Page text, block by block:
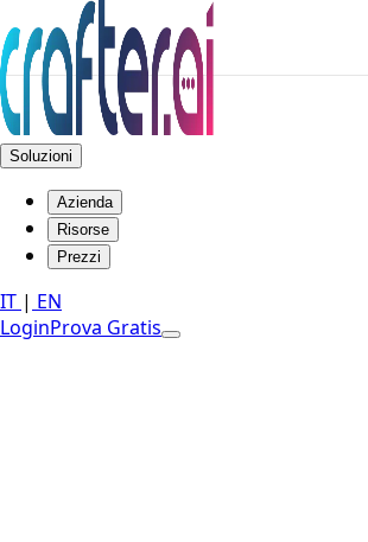
Soluzioni
Azienda
Risorse
Prezzi
IT | EN
LoginProva Gratis